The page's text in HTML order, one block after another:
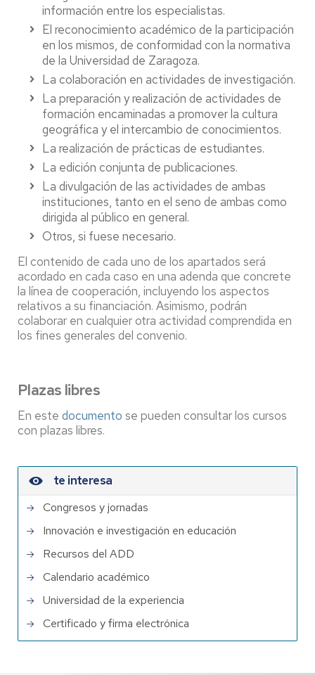
información entre los especialistas.
El reconocimiento académico de la participación
en los mismos, de conformidad con la normativa
de la Universidad de Zaragoza.
La colaboración en actividades de investigación.
La preparación y realización de actividades de
formación encaminadas a promover la cultura
geográfica y el intercambio de conocimientos.
La realización de prácticas de estudiantes.
La edición conjunta de publicaciones.
La divulgación de las actividades de ambas
instituciones, tanto en el seno de ambas como
dirigida al público en general.
Otros, si fuese necesario.
El contenido de cada uno de los apartados será
acordado en cada caso en una adenda que concrete
la línea de cooperación, incluyendo los aspectos
relativos a su financiación. Asimismo, podrán
colaborar en cualquier otra actividad comprendida en
los fines generales del convenio.
Plazas libres
En este documento se pueden consultar los cursos
con plazas libres.
te interesa
Congresos y jornadas
Innovación e investigación en educación
Recursos del ADD
Calendario académico
Universidad de la experiencia
Certificado y firma electrónica